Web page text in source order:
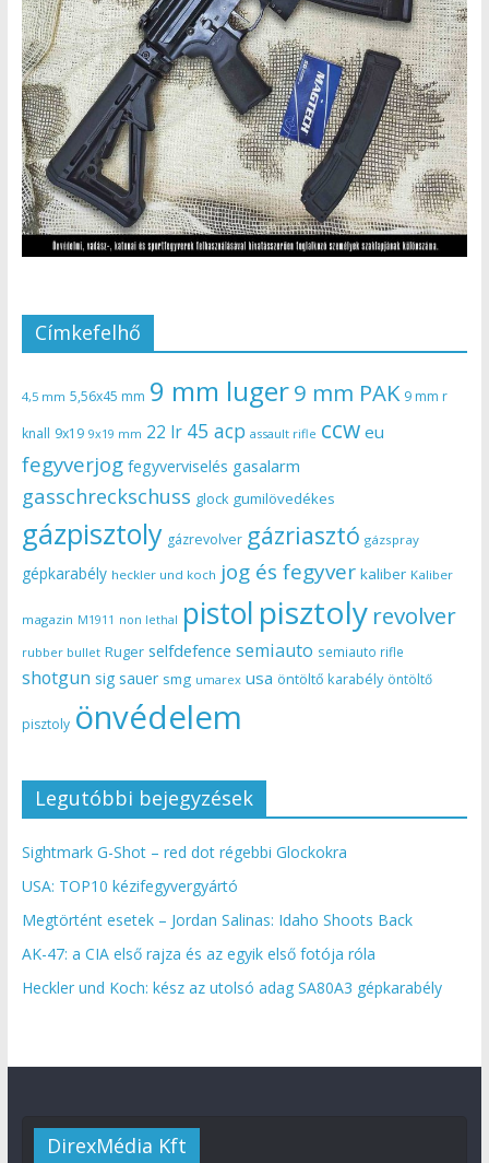
Címkefelhő
4,5 mm 5,56x45 mm 9 mm luger9 mm PAK 9 mm r
knall 9x19 9x19 mm 22 lr 45 acp assault rifle ccw eu
fegyverjog fegyverviselés gasalarm
gasschreckschuss glock gumilövedékes
gázpisztoly gázrevolver gázriasztó gázspray
gépkarabély heckler und koch jog és fegyver kaliber Kaliber
magazin M1911 non lethal pistol pisztoly revolver
rubber bullet Ruger selfdefence semiauto semiauto rifle
shotgun sig sauer smg umarex usa öntöltő karabély öntöltő
pisztoly önvédelem
Legutóbbi bejegyzések
Sightmark G-Shot – red dot régebbi Glockokra
USA: TOP10 kézifegyvergyártó
Megtörtént esetek – Jordan Salinas: Idaho Shoots Back
AK-47: a CIA első rajza és az egyik első fotója róla
Heckler und Koch: kész az utolsó adag SA80A3 gépkarabély
DirexMédia Kft